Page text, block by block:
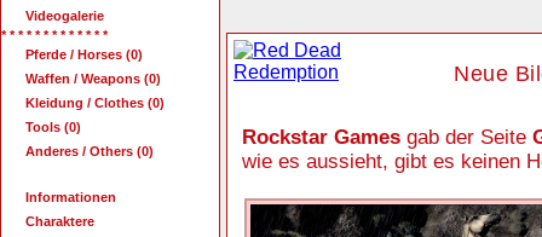
Videogalerie
* * * * * * * * * * * * *
Pferde / Horses (0)
Waffen / Weapons (0)
Kleidung / Clothes (0)
Tools (0)
Anderes / Others (0)
Informationen
Charaktere
Neue
Rockstar Games gab der Seite
wie es aussieht, gibt es keinen